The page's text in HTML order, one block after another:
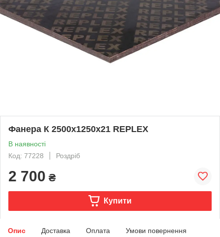
Фанера К 2500x1250x21 REPLEX
В наявності
Код: 77228
Роздріб
2 700 ₴
Купити
Опис Доставка Оплата Умови повернення